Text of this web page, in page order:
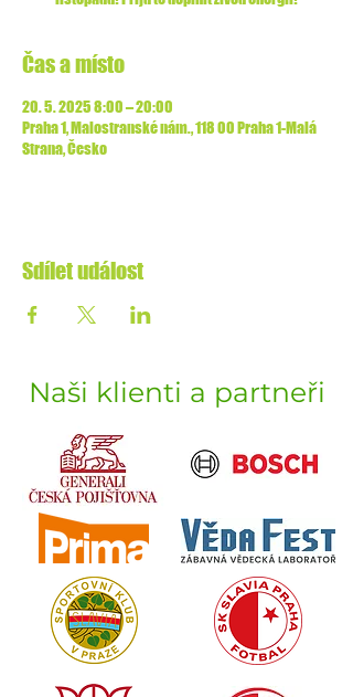
Čas a místo
20. 5. 2025 8:00 – 20:00
Praha 1, Malostranské nám., 118 00 Praha 1-Malá
Strana, Česko
Sdílet událost
Naši klienti a partneři